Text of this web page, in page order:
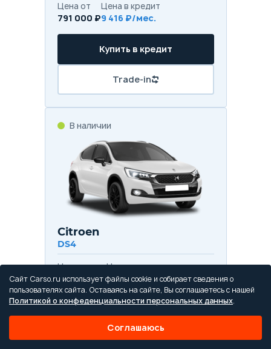
Цена от
791 000 ₽
Цена в кредит
9 416 ₽/мес.
Купить в кредит
Trade-in
В наличии
Citroen
DS4
Цена от
1 271 800 ₽
Цена в кредит
15 140 ₽/мес.
Купить в кредит
Trade-in
Сайт Carso.ru использует файлы cookie и собирает сведения о
пользователях сайта. Оставаясь на сайте, Вы соглашаетесь с нашей
Политикой о конфеденциальности персональных данных.
Соглашаюсь